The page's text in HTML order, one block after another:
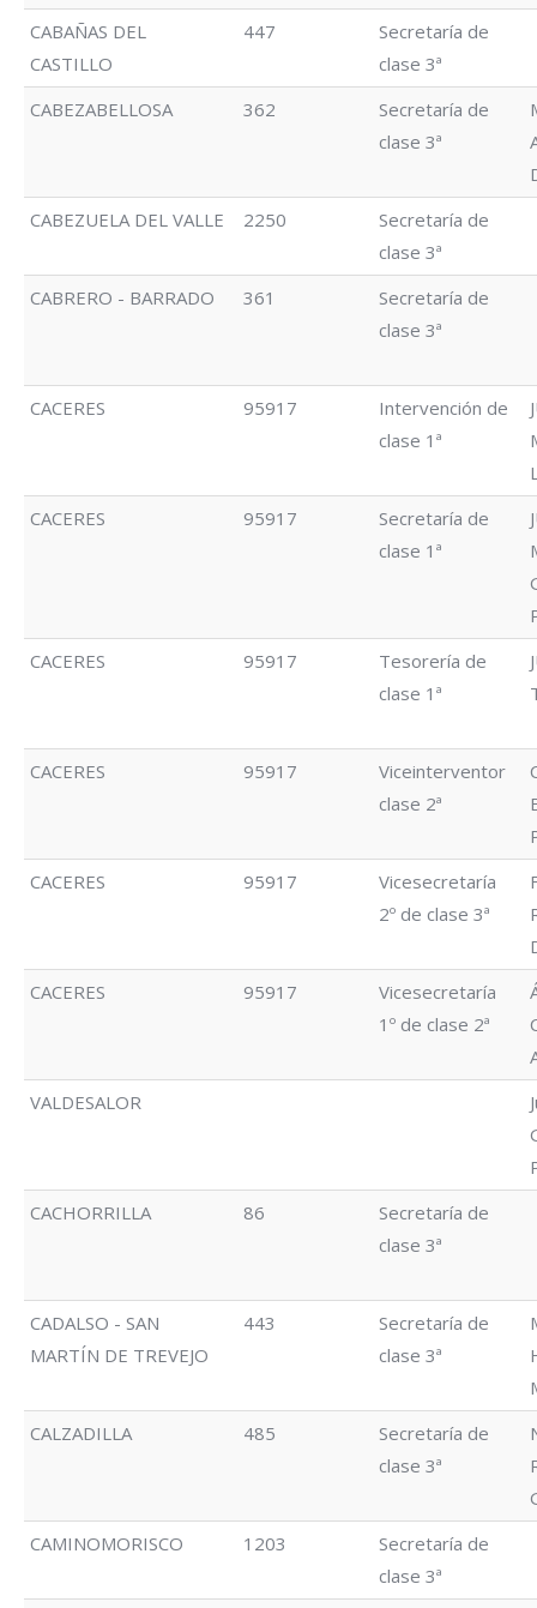
CABAÑAS DEL
CASTILLO
447
Secretaría de
clase 3ª
CABEZABELLOSA
362
Secretaría de
clase 3ª
CABEZUELA DEL VALLE
2250
Secretaría de
clase 3ª
CABRERO - BARRADO
361
Secretaría de
clase 3ª
CACERES 95917
Intervención de
clase 1ª
CACERES
95917
Secretaría de
clase 1ª
CACERES
95917
Tesorería de
clase 1ª
CACERES 95917
Viceinterventor
clase 2ª
CACERES
95917
Vicesecretaría
2º de clase 3ª
CACERES
95917
Vicesecretaría
1º de clase 2ª
VALDESALOR
CACHORRILLA
86
Secretaría de
clase 3ª
CADALSO - SAN
MARTÍN DE TREVEJO
443
Secretaría de
clase 3ª
CALZADILLA
485
Secretaría de
clase 3ª
CAMINOMORISCO
1203
Secretaría de
clase 3ª